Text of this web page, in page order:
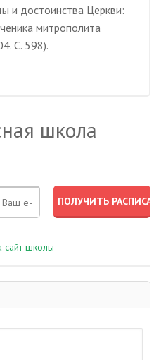
и достоинства Церкви:
митрополита
С. 598).
школа
сайт школы